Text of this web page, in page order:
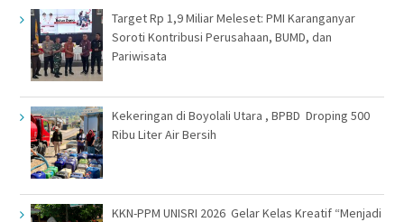
Target Rp 1,9 Miliar Meleset: PMI Karanganyar
Soroti Kontribusi Perusahaan, BUMD, dan
Pariwisata
Kekeringan di Boyolali Utara , BPBD Droping 500
Ribu Liter Air Bersih
KKN-PPM UNISRI 2026 Gelar Kelas Kreatif “Menjadi